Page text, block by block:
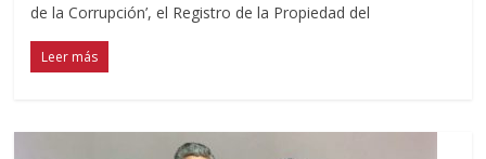
de la Corrupción’, el Registro de la Propiedad del
Leer más